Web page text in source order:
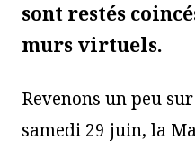
sont restés
murs virtuels.
Revenons un peu
samedi 29 juin, la